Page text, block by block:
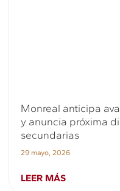
Monreal anticipa
y anuncia próxima
secundarias
29 mayo, 2026
LEER MÁS